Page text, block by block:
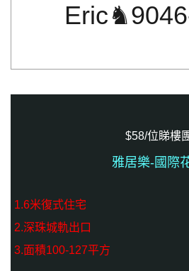
$58/位睇樓
雅居樂-國際
1.6米復式住宅
2.深珠城軌出口
3.面積100-127平方